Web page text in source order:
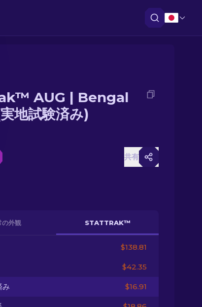
AUG | Bengal
地試験済み)
共有
の外観 STATTRAK™
$138.81
$42.35
み $16.91